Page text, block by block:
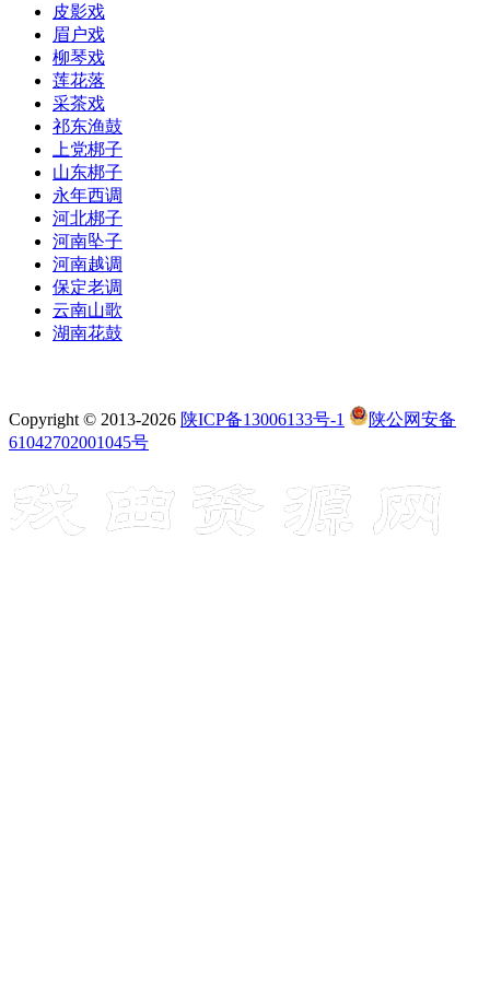
皮影戏
眉户戏
柳琴戏
莲花落
采茶戏
祁东渔鼓
上党梆子
山东梆子
永年西调
河北梆子
河南坠子
河南越调
保定老调
云南山歌
湖南花鼓
Copyright © 2013-2026 陕ICP备13006133号-1
陕公网安备
61042702001045号